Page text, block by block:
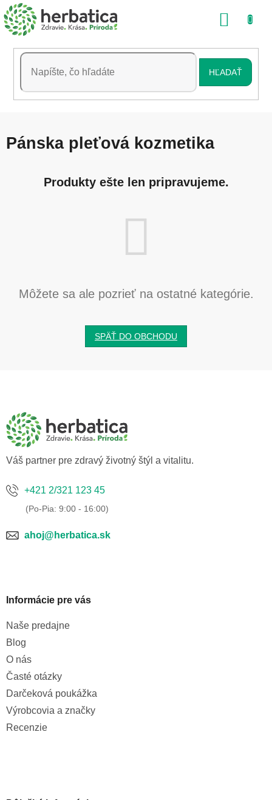
Prejsť
na
obsah
HĽADAŤ
Pánska pleťová kozmetika
Produkty ešte len pripravujeme.
Môžete sa ale pozrieť na ostatné kategórie.
SPÄŤ DO OBCHODU
Váš partner pre zdravý životný štýl a vitalitu.
+421 2/321 123 45
ahoj@herbatica.sk
Informácie pre vás
Naše predajne
Blog
O nás
Časté otázky
Darčeková poukážka
Výrobcovia a značky
Recenzie